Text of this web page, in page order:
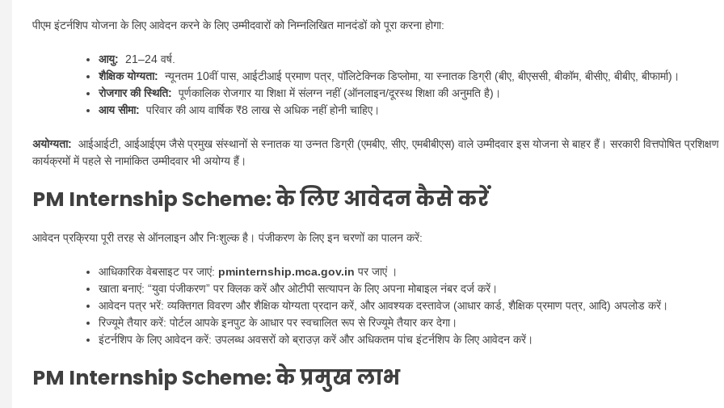
पीएम इंटर्नशिप योजना के लिए आवेदन करने के लिए उम्मीदवारों को निम्नलिखित मानदंडों को पूरा करना होगा:
आयु: 21–24 वर्ष.
शैक्षिक योग्यता: न्यूनतम 10वीं पास, आईटीआई प्रमाण पत्र, पॉलिटेक्निक डिप्लोमा, या स्नातक डिग्री (बीए, बीएससी, बीकॉम, बीसीए, बीबीए, बीफार्मा)।
रोजगार की स्थिति: पूर्णकालिक रोजगार या शिक्षा में संलग्न नहीं (ऑनलाइन/दूरस्थ शिक्षा की अनुमति है)।
आय सीमा: परिवार की आय वार्षिक ₹8 लाख से अधिक नहीं होनी चाहिए।
अयोग्यता: आईआईटी, आईआईएम जैसे प्रमुख संस्थानों से स्नातक या उन्नत डिग्री (एमबीए, सीए, एमबीबीएस) वाले उम्मीदवार इस योजना से बाहर हैं। सरकारी वित्तपोषित प्रशिक्षण
कार्यक्रमों में पहले से नामांकित उम्मीदवार भी अयोग्य हैं।
PM Internship Scheme:के लिए आवेदन कैसे करें
आवेदन प्रक्रिया पूरी तरह से ऑनलाइन और निःशुल्क है। पंजीकरण के लिए इन चरणों का पालन करें:
आधिकारिक वेबसाइट पर जाएं: pminternship.mca.gov.in पर जाएं ।
खाता बनाएं: “युवा पंजीकरण” पर क्लिक करें और ओटीपी सत्यापन के लिए अपना मोबाइल नंबर दर्ज करें।
आवेदन पत्र भरें: व्यक्तिगत विवरण और शैक्षिक योग्यता प्रदान करें, और आवश्यक दस्तावेज (आधार कार्ड, शैक्षिक प्रमाण पत्र, आदि) अपलोड करें।
रिज्यूमे तैयार करें: पोर्टल आपके इनपुट के आधार पर स्वचालित रूप से रिज्यूमे तैयार कर देगा।
इंटर्नशिप के लिए आवेदन करें: उपलब्ध अवसरों को ब्राउज़ करें और अधिकतम पांच इंटर्नशिप के लिए आवेदन करें।
PM Internship Scheme:के प्रमुख लाभ